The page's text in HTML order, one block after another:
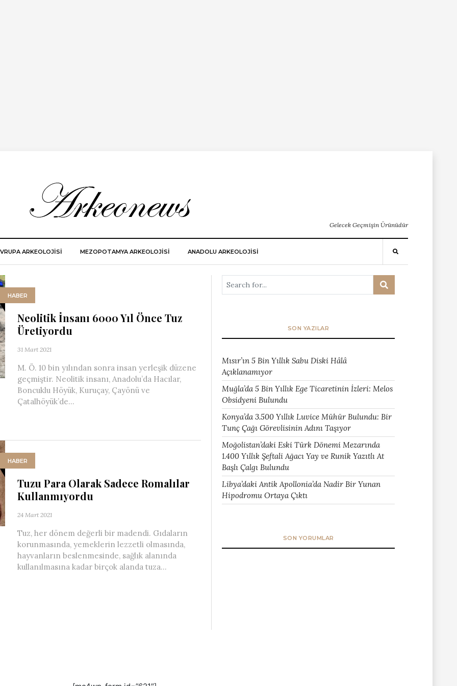
Gelecek Geçmişin Ürünüdür
ARKEOLOJISI MEZOPOTAMYA ARKEOLOJISI ANADOLU ARKEOLOJİSİ
HABER
Neolitik İnsanı 6000 Yıl Önce Tuz
Üretiyordu
31 Mart 2021
M. Ö. 10 bin yılından sonra insan yerleşik düzene
geçmiştir. Neolitik insanı, Anadolu’da Hacılar,
Boncuklu Höyük, Kuruçay, Çayönü ve
Çatalhöyük’de...
HABER
Tuzu Para Olarak Sadece Romalılar
Kullanmıyordu
24 Mart 2021
Tuz, her dönem değerli bir madendi. Gıdaların
korunmasında, yemeklerin lezzetli olmasında,
hayvanların beslenmesinde, sağlık alanında
kullanılmasına kadar birçok alanda tuza...
SON YAZILAR
Mısır’ın 5 Bin Yıllık Sabu Diski Hâlâ
Açıklanamıyor
Muğla’da 5 Bin Yıllık Ege Ticaretinin İzleri: Melos
Obsidyeni Bulundu
Konya’da 3.500 Yıllık Luvice Mühür Bulundu: Bir
Tunç Çağı Görevlisinin Adını Taşıyor
Moğolistan’daki Eski Türk Dönemi Mezarında
1.400 Yıllık Şeftali Ağacı Yay ve Runik Yazıtlı At
Başlı Çalgı Bulundu
Libya’daki Antik Apollonia’da Nadir Bir Yunan
Hipodromu Ortaya Çıktı
SON YORUMLAR